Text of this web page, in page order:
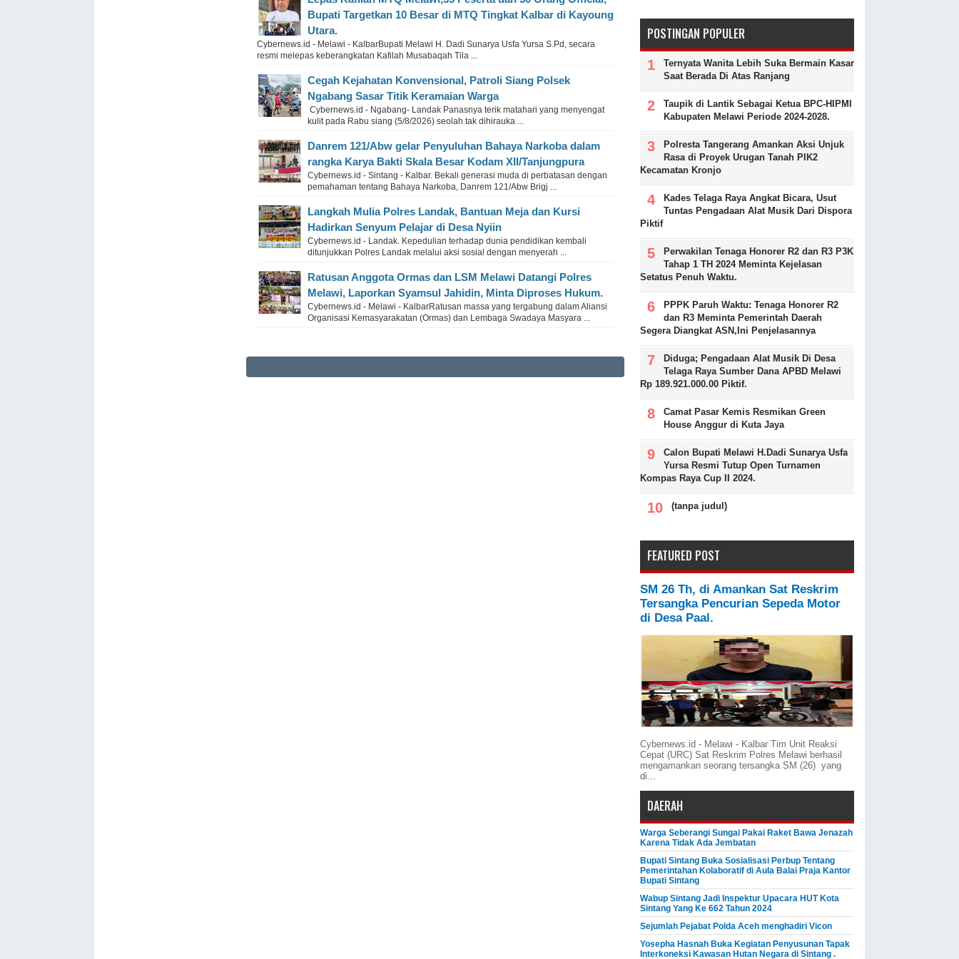
Bupati Targetkan 10 Besar di MTQ Tingkat Kalbar di Kayoung
Utara.
Cybernews.id - Melawi - KalbarBupati Melawi H. Dadi Sunarya Usfa Yursa S.Pd, secara
resmi melepas keberangkatan Kafilah Musabaqah Tila ...
Cegah Kejahatan Konvensional, Patroli Siang Polsek
Ngabang Sasar Titik Keramaian Warga
Cybernews.id - Ngabang- Landak Panasnya terik matahari yang menyengat
kulit pada Rabu siang (5/8/2026) seolah tak dihirauka ...
Danrem 121/Abw gelar Penyuluhan Bahaya Narkoba dalam
rangka Karya Bakti Skala Besar Kodam XII/Tanjungpura
Cybernews.id - Sintang - Kalbar. Bekali generasi muda di perbatasan dengan
pemahaman tentang Bahaya Narkoba, Danrem 121/Abw Brigj ...
Langkah Mulia Polres Landak, Bantuan Meja dan Kursi
Hadirkan Senyum Pelajar di Desa Nyiin
Cybernews.id - Landak. Kepedulian terhadap dunia pendidikan kembali
ditunjukkan Polres Landak melalui aksi sosial dengan menyerah ...
Ratusan Anggota Ormas dan LSM Melawi Datangi Polres
Melawi, Laporkan Syamsul Jahidin, Minta Diproses Hukum.
Cybernews.id - Melawi - KalbarRatusan massa yang tergabung dalam Aliansi
Organisasi Kemasyarakatan (Ormas) dan Lembaga Swadaya Masyara ...
POSTINGAN POPULER
Ternyata Wanita Lebih Suka Bermain Kasar
Saat Berada Di Atas Ranjang
Taupik di Lantik Sebagai Ketua BPC-HIPMI
Kabupaten Melawi Periode 2024-2028.
Polresta Tangerang Amankan Aksi Unjuk
Rasa di Proyek Urugan Tanah PIK2
Kecamatan Kronjo
Kades Telaga Raya Angkat Bicara, Usut
Tuntas Pengadaan Alat Musik Dari Dispora
Piktif
Perwakilan Tenaga Honorer R2 dan R3 P3K
Tahap 1 TH 2024 Meminta Kejelasan
Setatus Penuh Waktu.
PPPK Paruh Waktu: Tenaga Honorer R2
dan R3 Meminta Pemerintah Daerah
Segera Diangkat ASN,Ini Penjelasannya
Diduga; Pengadaan Alat Musik Di Desa
Telaga Raya Sumber Dana APBD Melawi
Rp 189.921.000.00 Piktif.
Camat Pasar Kemis Resmikan Green
House Anggur di Kuta Jaya
Calon Bupati Melawi H.Dadi Sunarya Usfa
Yursa Resmi Tutup Open Turnamen
Kompas Raya Cup II 2024.
(tanpa judul)
FEATURED POST
SM 26 Th, di Amankan Sat Reskrim
Tersangka Pencurian Sepeda Motor
di Desa Paal.
Cybernews.id - Melawi - Kalbar Tim Unit Reaksi
Cepat (URC) Sat Reskrim Polres Melawi berhasil
mengamankan seorang tersangka SM (26) yang
di...
DAERAH
Warga Seberangi Sungai Pakai Raket Bawa Jenazah
Karena Tidak Ada Jembatan
Bupati Sintang Buka Sosialisasi Perbup Tentang
Pemerintahan Kolaboratif di Aula Balai Praja Kantor
Bupati Sintang
Wabup Sintang Jadi Inspektur Upacara HUT Kota
Sintang Yang Ke 662 Tahun 2024
Sejumlah Pejabat Polda Aceh menghadiri Vicon
Yosepha Hasnah Buka Kegiatan Penyusunan Tapak
Interkoneksi Kawasan Hutan Negara di Sintang .